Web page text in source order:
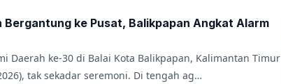
Bergantung ke Pusat, Balikpapan Angkat Alarm
Daerah ke-30 di Balai Kota Balikpapan, Kalimantan Timur
tak sekadar seremoni. Di tengah ag…